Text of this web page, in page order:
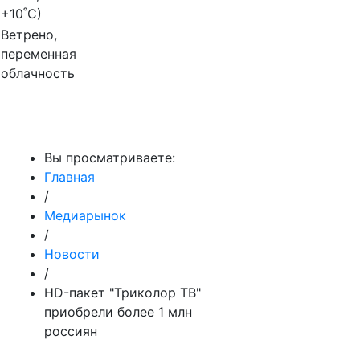
+10˚C)
Ветрено,
переменная
облачность
Вы просматриваете:
Главная
/
Медиарынок
/
Новости
/
HD-пакет "Триколор ТВ"
приобрели более 1 млн
россиян